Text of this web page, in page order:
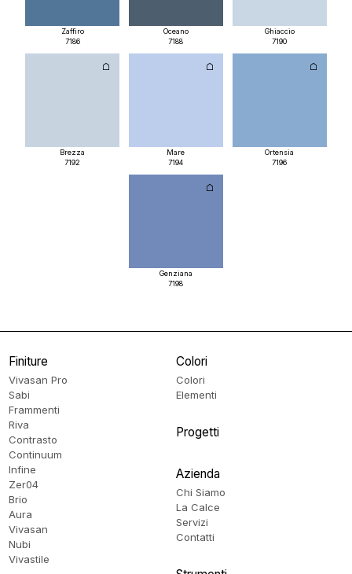
Zaffiro
7186
Oceano
7188
Ghiaccio
7190
Brezza
7192
Mare
7194
Ortensia
7196
Genziana
7198
Finiture
Vivasan Pro
Sabi
Frammenti
Riva
Contrasto
Continuum
Infine
Zer04
Brio
Aura
Vivasan
Nubi
Vivastile
Colori
Colori
Elementi
Progetti
Azienda
Chi Siamo
La Calce
Servizi
Contatti